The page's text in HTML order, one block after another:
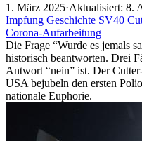
1. März 2025·Aktualisiert: 8.
Impfung Geschichte SV40
Corona-Aufarbeitung
Die Frage “Wurde es jemals
historisch beantworten. Drei
Antwort “nein” ist. Der
USA bejubeln den ersten
nationale Euphorie.